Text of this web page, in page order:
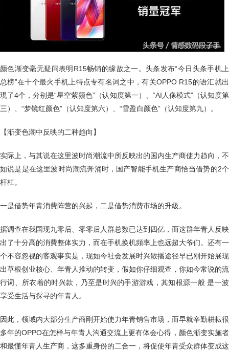
颜色渐变毫无疑问表明R15畅销的缘故之一。头条发布“今日头条手机上
总榜”在十个最火手机上特点专有名词之中，有关OPPO R15的语汇就出
現了4个，分别是“星空紫颜色”（认知度第一）、“AI人像模式”（认知度第
三）、“梦镜红颜色”（认知度第六）、“雪盈白颜色”（认知度第九）。
【渐变色潮中反映的二种趋向】
实际上，与其说在这里波时尚潮流中所反映出的国内生产商使力趋向，不
如说是是在这里波时尚潮流奔涌时，国产智能手机生产商恰当借势的2个
杆杠。
一是借势年青消費阵营的兴起，二是借势消费市场的升級。
据调查在我国现九零后、零零后人群总数已达到四亿，而这群年青人反映
出了十分高的消費整体实力，而在手机换机頻率上也远超大爷们。还有一
个不容忽视的客观事实是，现如今社会发展时兴散播途径早已刚开始展现
出草根创业核心、年青人推动的转变，假如你仔细观查，你如今常说的流
行词、所衣着的时兴款，乃至是时兴的手游游戏，其知根源一般 是一波
享受生活与探寻的年青人。
因此，领域内大部分生产商刚开始使力年青销售市场，而早就辛勤耕耘很
多年的OPPO在怎样与年青人沟通交流上更有体会心得，颜色渐变实施者
和最懂年青人生产商，这多重身份的二合一，将促使年青受众群体变成这